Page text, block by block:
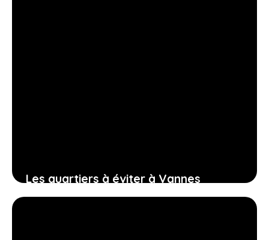
Les quartiers à éviter à Vannes
27 février 2026